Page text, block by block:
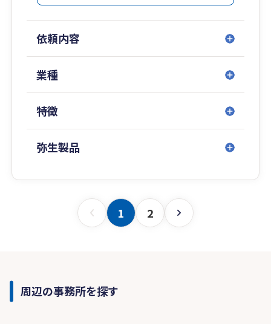
依頼内容
業種
特徴
弥生製品
1 2
周辺の事務所を探す